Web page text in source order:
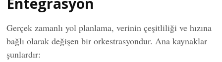
Gerçek zamanlı yol planlama, verinin çeşitliliği ve hızına
bağlı olarak değişen bir orkestrasyondur. Ana kaynaklar
şunlardır: